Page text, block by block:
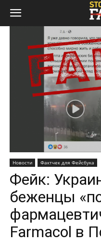
Новости Фактчек для Фейсбука
Фейк:
беженцы
Farmacol в